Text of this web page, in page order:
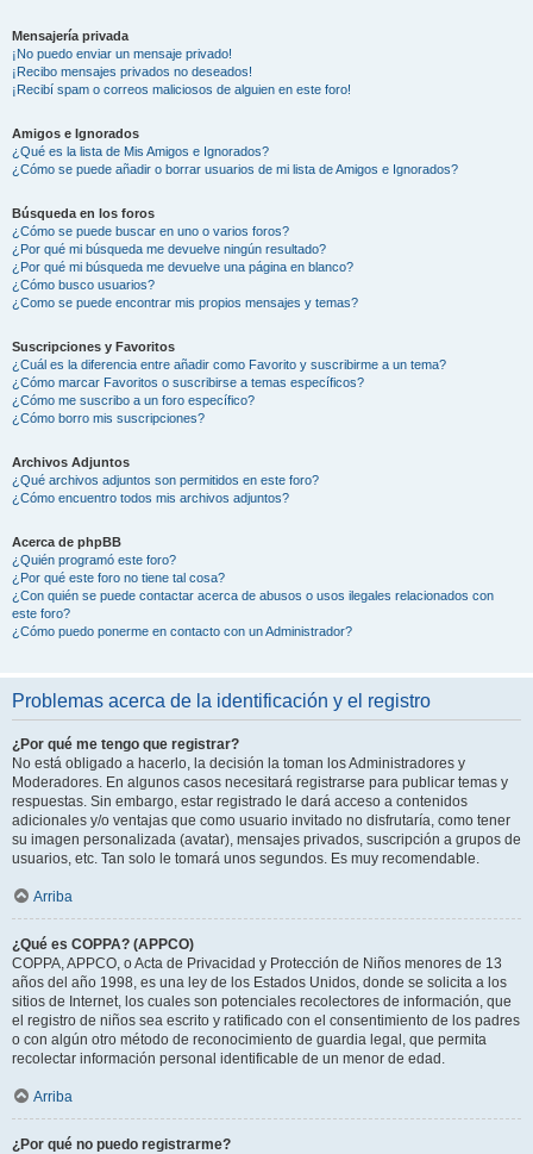
Mensajería privada
¡No puedo enviar un mensaje privado!
¡Recibo mensajes privados no deseados!
¡Recibí spam o correos maliciosos de alguien en este foro!
Amigos e Ignorados
¿Qué es la lista de Mis Amigos e Ignorados?
¿Cómo se puede añadir o borrar usuarios de mi lista de Amigos e Ignorados?
Búsqueda en los foros
¿Cómo se puede buscar en uno o varios foros?
¿Por qué mi búsqueda me devuelve ningún resultado?
¿Por qué mi búsqueda me devuelve una página en blanco?
¿Cómo busco usuarios?
¿Como se puede encontrar mis propios mensajes y temas?
Suscripciones y Favoritos
¿Cuál es la diferencia entre añadir como Favorito y suscribirme a un tema?
¿Cómo marcar Favoritos o suscribirse a temas específicos?
¿Cómo me suscribo a un foro específico?
¿Cómo borro mis suscripciones?
Archivos Adjuntos
¿Qué archivos adjuntos son permitidos en este foro?
¿Cómo encuentro todos mis archivos adjuntos?
Acerca de phpBB
¿Quién programó este foro?
¿Por qué este foro no tiene tal cosa?
¿Con quién se puede contactar acerca de abusos o usos ilegales relacionados con
este foro?
¿Cómo puedo ponerme en contacto con un Administrador?
Problemas acerca de la identificación y el registro
¿Por qué me tengo que registrar?
No está obligado a hacerlo, la decisión la toman los Administradores y
Moderadores. En algunos casos necesitará registrarse para publicar temas y
respuestas. Sin embargo, estar registrado le dará acceso a contenidos
adicionales y/o ventajas que como usuario invitado no disfrutaría, como tener
su imagen personalizada (avatar), mensajes privados, suscripción a grupos de
usuarios, etc. Tan solo le tomará unos segundos. Es muy recomendable.
Arriba
¿Qué es COPPA? (APPCO)
COPPA, APPCO, o Acta de Privacidad y Protección de Niños menores de 13
años del año 1998, es una ley de los Estados Unidos, donde se solicita a los
sitios de Internet, los cuales son potenciales recolectores de información, que
el registro de niños sea escrito y ratificado con el consentimiento de los padres
o con algún otro método de reconocimiento de guardia legal, que permita
recolectar información personal identificable de un menor de edad.
Arriba
¿Por qué no puedo registrarme?